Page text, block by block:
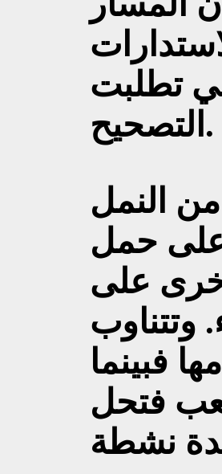
تطلبت
التصحيح.
النمل
على حمل
على
وتتناوب
فبينما
فتحل